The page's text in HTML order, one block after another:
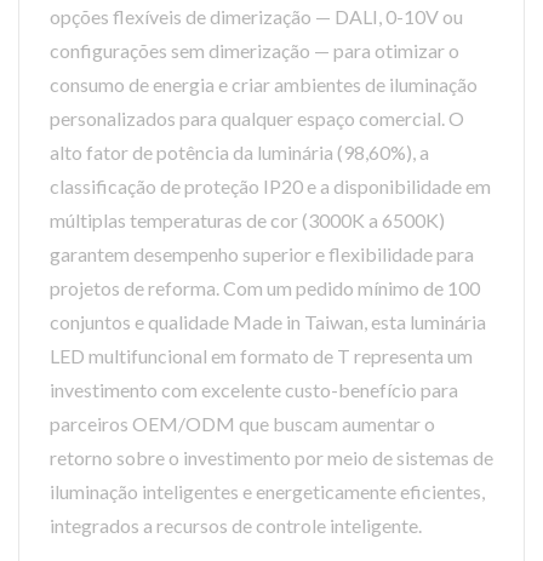
opções flexíveis de dimerização — DALI, 0-10V ou
configurações sem dimerização — para otimizar o
consumo de energia e criar ambientes de iluminação
personalizados para qualquer espaço comercial. O
alto fator de potência da luminária (98,60%), a
classificação de proteção IP20 e a disponibilidade em
múltiplas temperaturas de cor (3000K a 6500K)
garantem desempenho superior e flexibilidade para
projetos de reforma. Com um pedido mínimo de 100
conjuntos e qualidade Made in Taiwan, esta luminária
LED multifuncional em formato de T representa um
investimento com excelente custo-benefício para
parceiros OEM/ODM que buscam aumentar o
retorno sobre o investimento por meio de sistemas de
iluminação inteligentes e energeticamente eficientes,
integrados a recursos de controle inteligente.